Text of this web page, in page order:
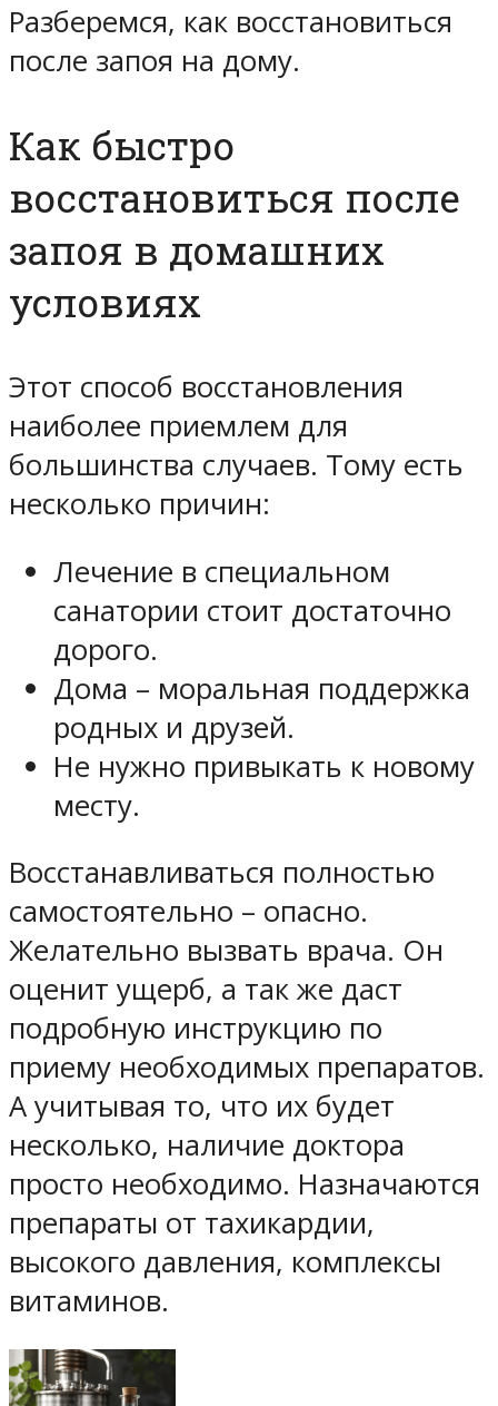
Разберемся, как восстановиться
после запоя на дому.
Как быстро
восстановиться после
запоя в домашних
условиях
Этот способ восстановления
наиболее приемлем для
большинства случаев. Тому есть
несколько причин:
Лечение в специальном
санатории стоит достаточно
дорого.
Дома – моральная поддержка
родных и друзей.
Не нужно привыкать к новому
месту.
Восстанавливаться полностью
самостоятельно – опасно.
Желательно вызвать врача. Он
оценит ущерб, а так же даст
подробную инструкцию по
приему необходимых препаратов.
А учитывая то, что их будет
несколько, наличие доктора
просто необходимо. Назначаются
препараты от тахикардии,
высокого давления, комплексы
витаминов.